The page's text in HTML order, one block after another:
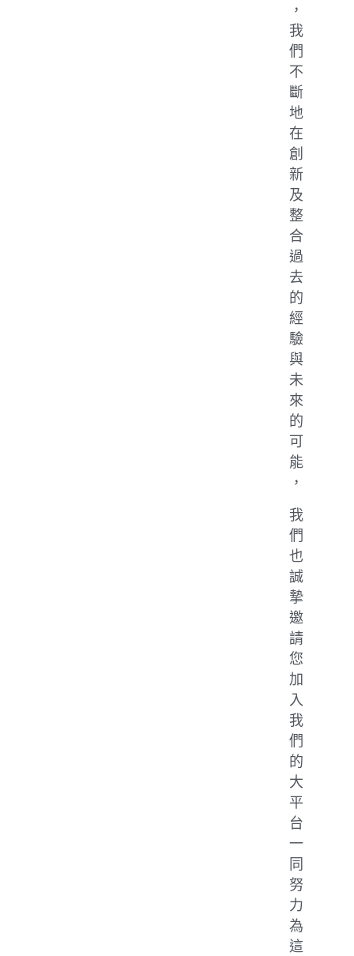
，
我
們
不
斷
地
在
創
新
及
整
合
過
去
的
經
驗
與
未
來
的
可
能
，
我
們
也
誠
摯
邀
請
您
加
入
我
們
的
大
平
台
一
同
努
力
為
這